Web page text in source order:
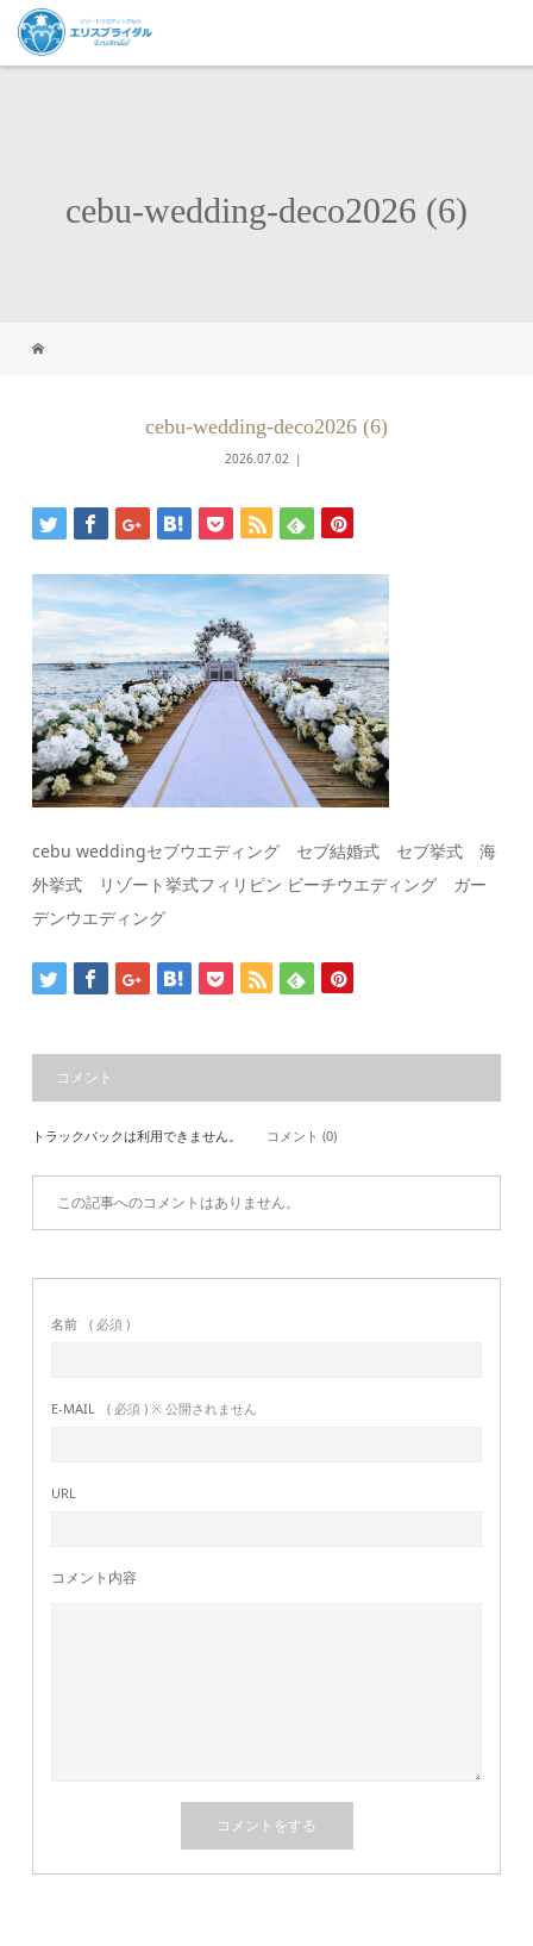
cebu-wedding-deco2026 (6)
cebu-wedding-deco2026 (6)
2026.07.02
cebu weddingセブウエディング セブ結婚式 セブ挙式 海
外挙式 リゾート挙式フィリピン ビーチウエディング ガー
デンウエディング
コメント
トラックバックは利用できません。 コメント (0)
この記事へのコメントはありません。
名前 ( 必須 )
E-MAIL ( 必須 ) ※ 公開されません
URL
コメント内容